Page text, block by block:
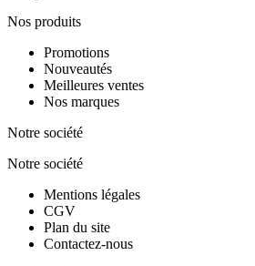
Nos produits
Promotions
Nouveautés
Meilleures ventes
Nos marques
Notre société
Notre société
Mentions légales
CGV
Plan du site
Contactez-nous